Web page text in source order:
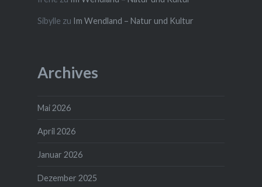
Sibylle zu Im Wendland – Natur und Kultur
Archives
Mai 2026
April 2026
Januar 2026
Dezember 2025